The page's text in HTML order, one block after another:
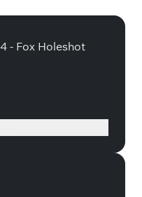
- Fox Holeshot